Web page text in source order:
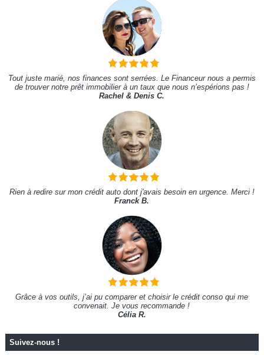
Tout juste marié, nos finances sont serrées. Le Financeur nous a permis
de trouver notre prêt immobilier à un taux que nous n’espérions pas !
Rachel & Denis C.
Rien à redire sur mon crédit auto dont j'avais besoin en urgence. Merci !
Franck B.
Grâce à vos outils, j’ai pu comparer et choisir le crédit conso qui me
convenait. Je vous recommande !
Célia R.
Suivez-nous !